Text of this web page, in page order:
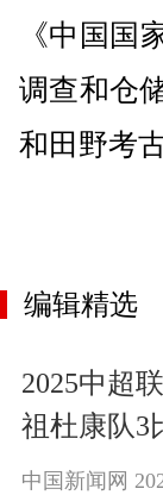
《中国国
调查和仓
和田野考
编辑精选
2025中超
祖杜康队3
中国新闻网